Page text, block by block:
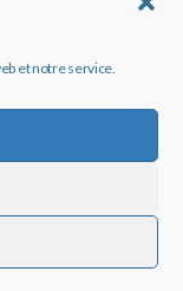
et notre service.
l’évasion